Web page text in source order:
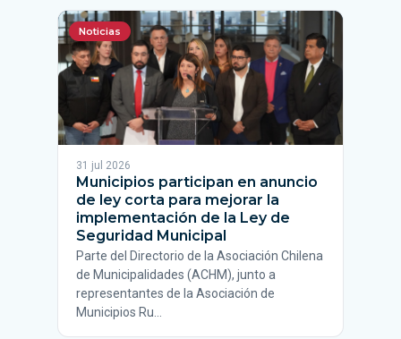
Noticias
31 jul 2026
Municipios participan en anuncio
de ley corta para mejorar la
implementación de la Ley de
Seguridad Municipal
Parte del Directorio de la Asociación Chilena
de Municipalidades (ACHM), junto a
representantes de la Asociación de
Municipios Ru…